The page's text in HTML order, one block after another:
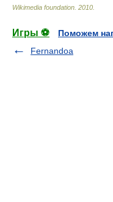
Wikimedia foundation 2010
Игры ⚽
Поможем
Fernandoa